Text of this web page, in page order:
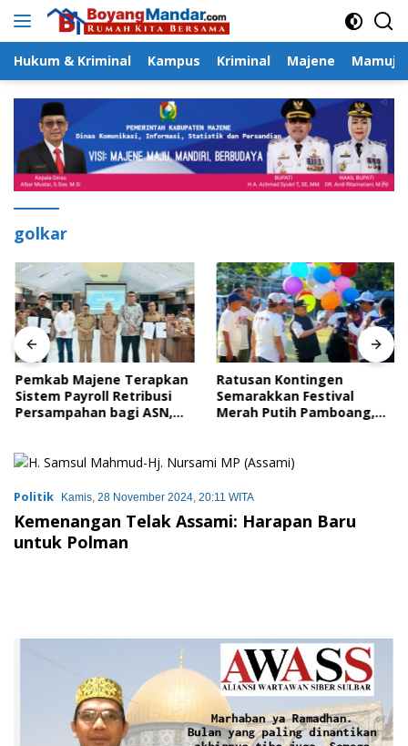
Langsung
Hukum & Kriminal Kampus Kriminal Majene Mamuju
golkar
Pemkab Majene Terapkan
Sistem Payroll Retribusi
Persampahan bagi ASN,
Ratusan Kontingen
Semarakkan Festival
Merah Putih Pamboang,
Tanah Air
Politik Kamis, 28 November 2024, 20:11 WITA
Kemenangan Telak Assami: Harapan Baru
untuk Polman